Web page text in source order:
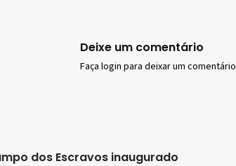
Deixe um comentário
Faça login para deixar um comentário
dos Escravos inaugurado